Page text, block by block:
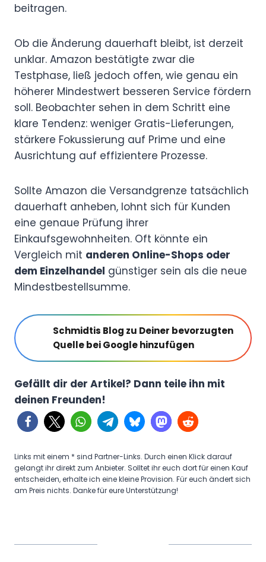
beitragen.
Ob die Änderung dauerhaft bleibt, ist derzeit
unklar. Amazon bestätigte zwar die
Testphase, ließ jedoch offen, wie genau ein
höherer Mindestwert besseren Service fördern
soll. Beobachter sehen in dem Schritt eine
klare Tendenz: weniger Gratis-Lieferungen,
stärkere Fokussierung auf Prime und eine
Ausrichtung auf effizientere Prozesse.
Sollte Amazon die Versandgrenze tatsächlich
dauerhaft anheben, lohnt sich für Kunden
eine genaue Prüfung ihrer
Einkaufsgewohnheiten. Oft könnte ein
Vergleich mit anderen Online-Shops oder
dem Einzelhandel günstiger sein als die neue
Mindestbestellsumme.
Schmidtis Blog zu Deiner bevorzugten
Quelle bei Google hinzufügen
Gefällt dir der Artikel? Dann teile ihn mit
deinen Freunden!
Links mit einem * sind Partner-Links. Durch einen Klick darauf
gelangt ihr direkt zum Anbieter. Solltet ihr euch dort für einen Kauf
entscheiden, erhalte ich eine kleine Provision. Für euch ändert sich
am Preis nichts. Danke für eure Unterstützung!